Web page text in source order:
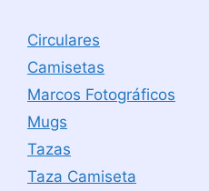
Circulares
Camisetas
Marcos Fotográficos
Mugs
Tazas
Taza Camiseta